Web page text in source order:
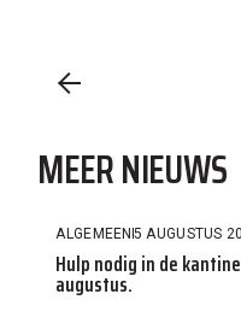
MEER NIEUWS
ALGEMEEN5 AUGUSTUS
Hulp nodig in de
augustus.